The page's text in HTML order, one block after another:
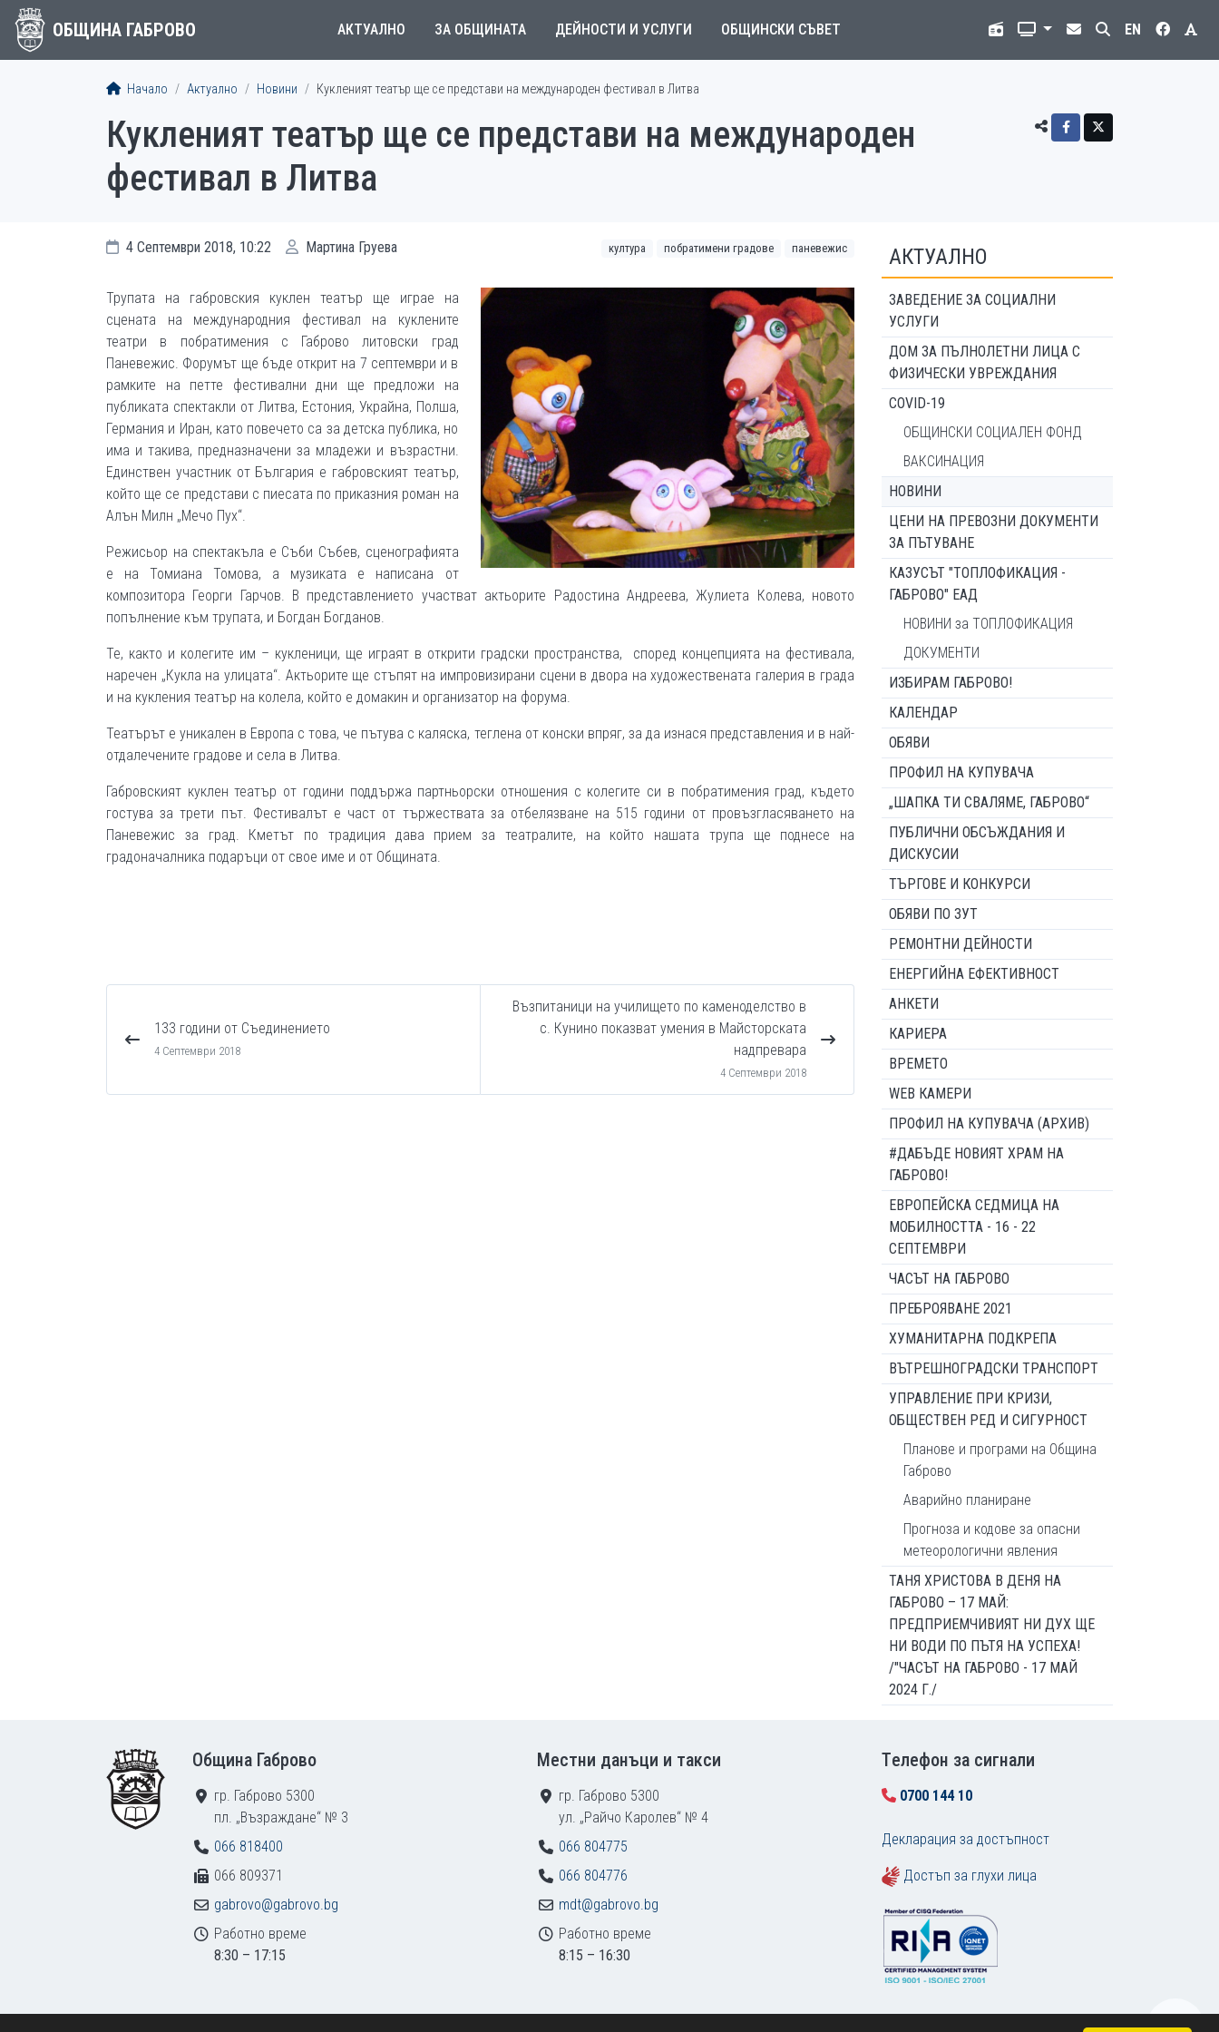
ОБЩИНА ГАБРОВО АКТУАЛНО ЗА ОБЩИНАТА ДЕЙНОСТИ И УСЛУГИ ОБЩИНСКИ СЪВЕТ EN
Начало Актуално Новини Кукленият театър ще се представи на международен фестивал в Литва
Кукленият театър ще се представи на международен
фестивал в Литва
4 Септември 2018, 10:22 Мартина Груева култура побратимени градове паневежис
Трупата на габровския куклен театър ще играе на
сцената на международния фестивал на куклените
театри в побратимения с Габрово литовски град
Паневежис. Форумът ще бъде открит на 7 септември и в
рамките на петте фестивални дни ще предложи на
публиката спектакли от Литва, Естония, Украйна, Полша,
Германия и Иран, като повечето са за детска публика, но
има и такива, предназначени за младежи и възрастни.
Единствен участник от България е габровският театър,
който ще се представи с пиесата по приказния роман на
Алън Милн „Мечо Пух“.
Режисьор на спектакъла е Съби Събев, сценографията
е на Томиана Томова, а музиката е написана от
композитора Георги Гарчов. В представлението участват актьорите Радостина Андреева, Жулиета Колева, новото
попълнение към трупата, и Богдан Богданов.
Те, както и колегите им – кукленици, ще играят в открити градски пространства, според концепцията на фестивала,
наречен „Кукла на улицата“. Актьорите ще стъпят на импровизирани сцени в двора на художествената галерия в града
и на кукления театър на колела, който е домакин и организатор на форума.
Театърът е уникален в Европа с това, че пътува с каляска, теглена от конски впряг, за да изнася представления и в най-
отдалечените градове и села в Литва.
Габровският куклен театър от години поддържа партньорски отношения с колегите си в побратимения град, където
гостува за трети път. Фестивалът е част от тържествата за отбелязване на 515 години от провъзгласяването на
Паневежис за град. Кметът по традиция дава прием за театралите, на който нашата трупа ще поднесе на
градоначалника подаръци от свое име и от Общината.
133 години от Съединението
4 Септември 2018
Възпитаници на училището по каменоделство в
с. Кунино показват умения в Майсторската
надпревара
4 Септември 2018
АКТУАЛНО
ЗАВЕДЕНИЕ ЗА СОЦИАЛНИ
УСЛУГИ
ДОМ ЗА ПЪЛНОЛЕТНИ ЛИЦА С
ФИЗИЧЕСКИ УВРЕЖДАНИЯ
COVID-19
ОБЩИНСКИ СОЦИАЛЕН ФОНД
ВАКСИНАЦИЯ
НОВИНИ
ЦЕНИ НА ПРЕВОЗНИ ДОКУМЕНТИ
ЗА ПЪТУВАНЕ
КАЗУСЪТ "ТОПЛОФИКАЦИЯ -
ГАБРОВО" ЕАД
НОВИНИ за ТОПЛОФИКАЦИЯ
ДОКУМЕНТИ
ИЗБИРАМ ГАБРОВО!
КАЛЕНДАР
ОБЯВИ
ПРОФИЛ НА КУПУВАЧА
„ШАПКА ТИ СВАЛЯМЕ, ГАБРОВО“
ПУБЛИЧНИ ОБСЪЖДАНИЯ И
ДИСКУСИИ
ТЪРГОВЕ И КОНКУРСИ
ОБЯВИ ПО ЗУТ
РЕМОНТНИ ДЕЙНОСТИ
ЕНЕРГИЙНА ЕФЕКТИВНОСТ
АНКЕТИ
КАРИЕРА
ВРЕМЕТО
WEB КАМЕРИ
ПРОФИЛ НА КУПУВАЧА (АРХИВ)
#ДАБЪДЕ НОВИЯТ ХРАМ НА
ГАБРОВО!
ЕВРОПЕЙСКА СЕДМИЦА НА
МОБИЛНОСТТА - 16 - 22
СЕПТЕМВРИ
ЧАСЪТ НА ГАБРОВО
ПРЕБРОЯВАНЕ 2021
ХУМАНИТАРНА ПОДКРЕПА
ВЪТРЕШНОГРАДСКИ ТРАНСПОРТ
УПРАВЛЕНИЕ ПРИ КРИЗИ,
ОБЩЕСТВЕН РЕД И СИГУРНОСТ
Планове и програми на Община
Габрово
Аварийно планиране
Прогноза и кодове за опасни
метеорологични явления
ТАНЯ ХРИСТОВА В ДЕНЯ НА
ГАБРОВО – 17 МАЙ:
ПРЕДПРИЕМЧИВИЯТ НИ ДУХ ЩЕ
НИ ВОДИ ПО ПЪТЯ НА УСПЕХА!
/"ЧАСЪТ НА ГАБРОВО - 17 МАЙ
2024 Г./
Община Габрово
гр. Габрово 5300
пл. „Възраждане“ № 3
066 818400
066 809371
gabrovo@gabrovo.bg
Работно време
8:30 – 17:15
Местни данъци и такси
гр. Габрово 5300
ул. „Райчо Каролев“ № 4
066 804775
066 804776
mdt@gabrovo.bg
Работно време
8:15 – 16:30
Tелефон за сигнали
0700 144 10
Декларация за достъпност
Достъп за глухи лица